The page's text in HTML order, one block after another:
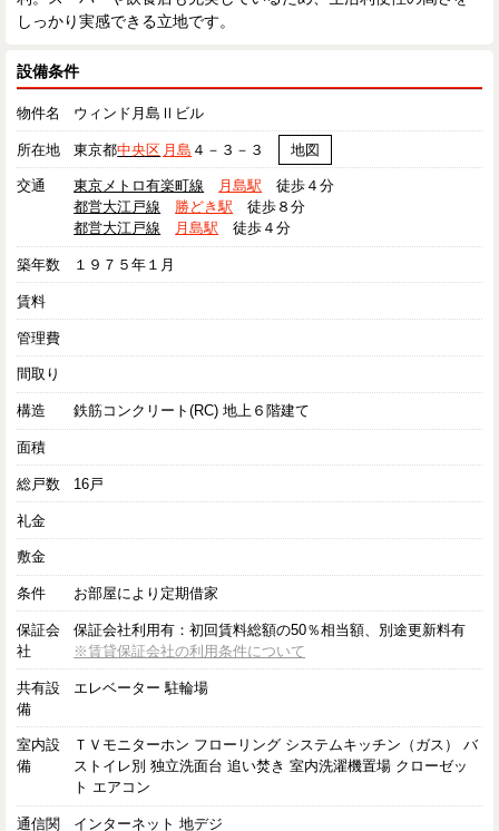
しっかり実感できる立地です。
設備条件
物件名 ウィンド月島Ⅱビル
所在地 東京都中央区 月島 ４－３－３ 地図
交通 東京メトロ有楽町線 月島駅 徒歩４分
都営大江戸線
勝どき駅 徒歩８分
都営大江戸線
月島駅 徒歩４分
築年数 １９７５年１月
賃料
管理費
間取り
構造 鉄筋コンクリート(RC) 地上６階建て
面積
総戸数 16戸
礼金
敷金
条件 お部屋により定期借家
保証会
社
保証会社利用有：初回賃料総額の50％相当額、別途更新料有
※賃貸保証会社の利用条件について
共有設
備
エレベーター 駐輪場
室内設
備
ＴＶモニターホン フローリング システムキッチン（ガス） バ
ストイレ別 独立洗面台 追い焚き 室内洗濯機置場 クローゼッ
ト エアコン
通信関 インターネット 地デジ